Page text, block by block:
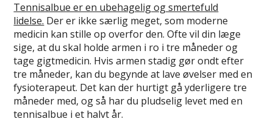
Tennisalbue er en ubehagelig og smertefuld
lidelse. Der er ikke særlig meget, som moderne
medicin kan stille op overfor den. Ofte vil din læge
sige, at du skal holde armen i ro i tre måneder og
tage gigtmedicin. Hvis armen stadig gør ondt efter
tre måneder, kan du begynde at lave øvelser med en
fysioterapeut. Det kan der hurtigt gå yderligere tre
måneder med, og så har du pludselig levet med en
tennisalbue i et halvt år.